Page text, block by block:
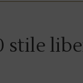
stile